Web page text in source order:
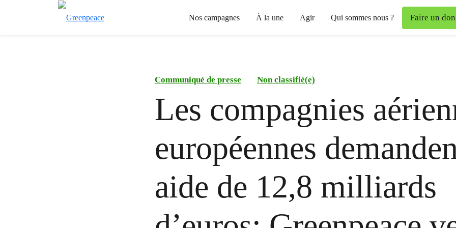
Nos campagnes À la une Agir Qui sommes nous ? Faire un don
Communiqué de presse Non classifié(e)
Les compagnies
européennes
aide de 12,8 milliards